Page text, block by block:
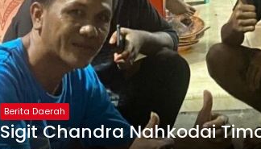
Berita Daerah
Sigit Chandra Nahkodai